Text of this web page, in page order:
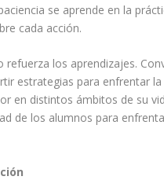
se aprende en la
cada acción.
los aprendizajes.
estrategias para enfrentar
en distintos ámbitos de su
de los alumnos para